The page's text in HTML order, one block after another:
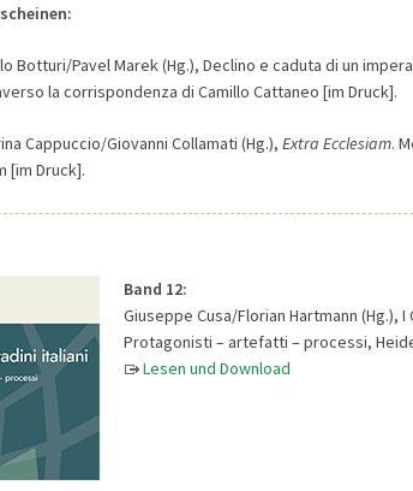
Botturi/Pavel Marek (Hg.), Declino e caduta di un
la corrispondenza di Camillo Cattaneo [im Druck].
Cappuccio/Giovanni Collamati (Hg.), Extra Ecclesiam.
[im Druck].
Band 12:
Giuseppe Cusa/Florian Hartmann (Hg.),
Protagonisti – artefatti – processi,
Lesen und Download